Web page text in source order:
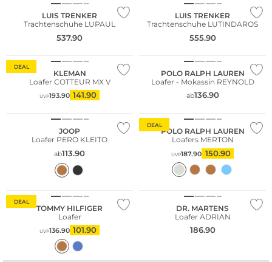
LUIS TRENKER
Trachtenschuhe LUPAUL
537.90
LUIS TRENKER
Trachtenschuhe LUTINDAROS
555.90
DEAL
KLEMAN
Loafer COTTEUR MX V
UVP193.90 141.90
POLO RALPH LAUREN
Loafer - Mokassin REYNOLD
ab136.90
JOOP
Loafer PERO KLEITO
ab113.90
DEAL
POLO RALPH LAUREN
Loafers MERTON
UVP187.90 150.90
DEAL
TOMMY HILFIGER
Loafer
UVP136.90 101.90
Fashion Tipp
DR. MARTENS
Loafer ADRIAN
186.90